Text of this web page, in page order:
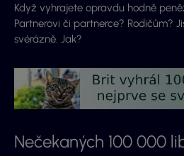
Když vyhrajete opravdu hodně
Partnerovi či partnerce? Rodičům?
svérázně. Jak?
Nečekaných 100 000